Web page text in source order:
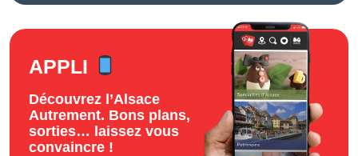
APPLI
Découvrez l’Alsace
Autrement. Bons plans,
sorties… laissez vous
convaincre !